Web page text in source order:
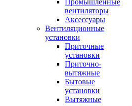
Промышленные
вентиляторы
Аксессуары
Вентиляционные
установки
Приточные
установки
Приточно-
вытяжные
Бытовые
установки
Вытяжные